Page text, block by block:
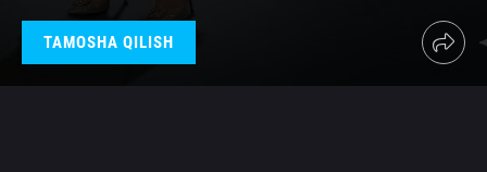
TAMOSHA QILISH